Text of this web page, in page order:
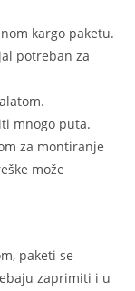
kargo paketu.
potreban za
mnogo puta.
za montiranje
može
paketi se
zaprimiti i u